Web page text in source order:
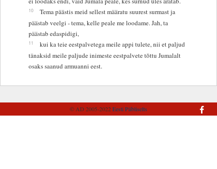
10
Tema päästis meid sellest määratu suurest surmast ja
päästab veelgi - tema, kelle peale me loodame. Jah, ta
päästab edaspidigi,
11
kui ka teie eestpalvetega meile appi tulete, nii et paljud
tänaksid meile paljude inimeste eestpalvete tõttu Jumalalt
osaks saanud armuanni eest.
© AD 2005-2022Eesti Piibliselts